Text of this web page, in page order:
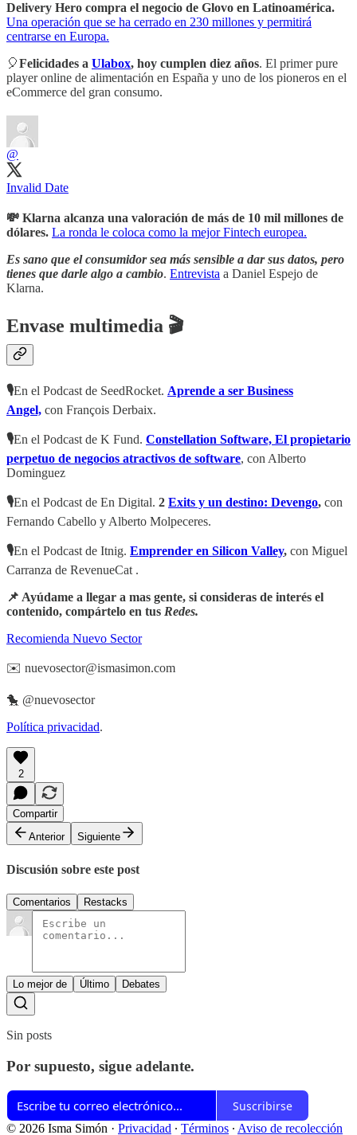
Delivery Hero compra el negocio de Glovo en Latinoamérica.
Una operación que se ha cerrado en 230 millones y permitirá
centrarse en Europa.
🎈Felicidades a Ulabox, hoy cumplen diez años. El primer pure
player online de alimentación en España y uno de los pioneros en el
eCommerce del gran consumo.
@
Invalid Date
💸 Klarna alcanza una valoración de más de 10 mil millones de
dólares. La ronda le coloca como la mejor Fintech europea.
Es sano que el consumidor sea más sensible a dar sus datos, pero
tienes que darle algo a cambio. Entrevista a Daniel Espejo de
Klarna.
Envase multimedia 🎬
🎙En el Podcast de SeedRocket. Aprende a ser Business
Angel, con François Derbaix.
🎙En el Podcast de K Fund. Constellation Software, El propietario
perpetuo de negocios atractivos de software, con Alberto
Dominguez
🎙En el Podcast de En Digital. 2 Exits y un destino: Devengo, con
Fernando Cabello y Alberto Molpeceres.
🎙En el Podcast de Itnig. Emprender en Silicon Valley, con Miguel
Carranza de RevenueCat .
📌 Ayúdame a llegar a mas gente, si consideras de interés el
contenido, compártelo en tus Redes.
Recomienda Nuevo Sector
✉️ nuevosector@ismasimon.com
🐤 @nuevosector
Política privacidad.
2
Compartir
Anterior
Siguiente
Discusión sobre este post
Comentarios Restacks
Lo mejor de Último Debates
Sin posts
Por supuesto, sigue adelante.
Suscribirse
© 2026 Isma Simón · Privacidad ∙ Términos ∙ Aviso de recolección